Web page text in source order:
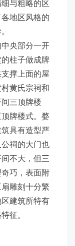
与粗略的区
地区风格的
央部分一开
柱子做成牌
撑上面的屋
黄氏宗祠和
三顶牌楼
牌楼式。婺
具有造型严
祠的大门也
不大，但三
巧，表面附
雕刻十分繁
建筑所特有
征。